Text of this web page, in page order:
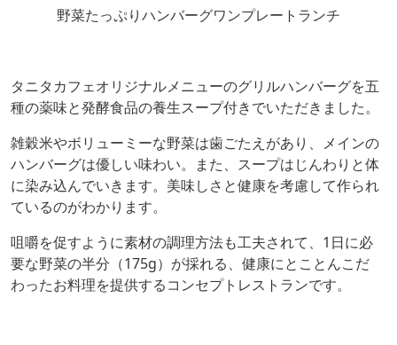
野菜たっぷりハンバーグワンプレートランチ
タニタカフェオリジナルメニューのグリルハンバーグを五
種の薬味と発酵食品の養生スープ付きでいただきました。
雑穀米やボリューミーな野菜は歯ごたえがあり、メインの
ハンバーグは優しい味わい。また、スープはじんわりと体
に染み込んでいきます。美味しさと健康を考慮して作られ
ているのがわかります。
咀嚼を促すように素材の調理方法も工夫されて、1日に必
要な野菜の半分（175g）が採れる、健康にとことんこだ
わったお料理を提供するコンセプトレストランです。